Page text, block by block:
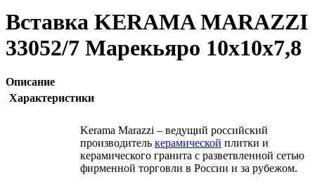
Вставка KERAMA MARAZZI
33052/7 Марекьяро 10х10х7,8
Описание
Характеристики
Kerama Marazzi – ведущий российский
производитель керамической плитки и
керамического гранита с разветвленной сетью
фирменной торговли в России и за рубежом.